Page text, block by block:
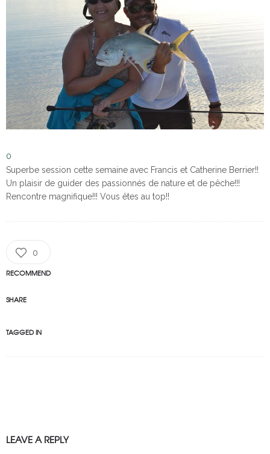
0
Superbe session cette semaine avec Francis et Catherine Berrier!!
Un plaisir de guider des passionnés de nature et de pêche!!!
Rencontre magnifique!!! Vous êtes au top!!
0
RECOMMEND
SHARE
TAGGED IN
LEAVE A REPLY